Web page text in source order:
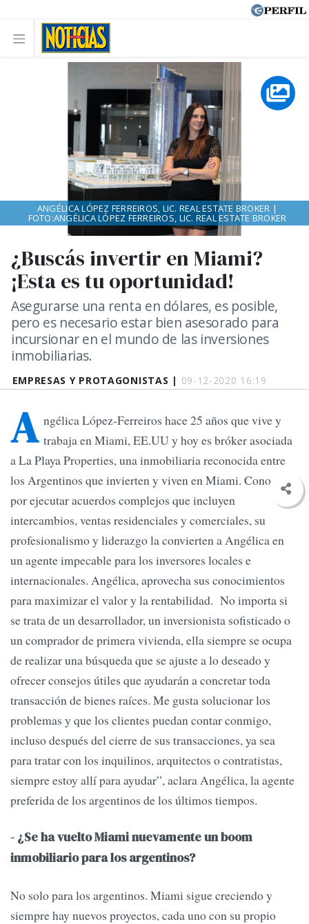
EMPRESAS Y PROTAGONISTAS | 09-12-2020 16:19
¿Buscás invertir en Miami?
¡Esta es tu oportunidad!
Asegurarse una renta en dólares, es posible,
pero es necesario estar bien asesorado para
incursionar en el mundo de las inversiones
inmobiliarias.
ANGÉLICA LÓPEZ FERREIROS, LIC. REAL ESTATE BROKER |
FOTO:ANGÉLICA LÓPEZ FERREIROS, LIC. REAL ESTATE BROKER
A ngélica López-Ferreiros hace 25 años que vive y
trabaja en Miami, EE.UU y hoy es bróker asociada
a La Playa Properties, una inmobiliaria reconocida entre
los Argentinos que invierten y viven en Miami. Conocida
por ejecutar acuerdos complejos que incluyen
intercambios, ventas residenciales y comerciales, su
profesionalismo y liderazgo la convierten a Angélica en
un agente impecable para los inversores locales e
internacionales. Angélica, aprovecha sus conocimientos
para maximizar el valor y la rentabilidad. No importa si
se trata de un desarrollador, un inversionista sofisticado o
un comprador de primera vivienda, ella siempre se ocupa
de realizar una búsqueda que se ajuste a lo deseado y
ofrecer consejos útiles que ayudarán a concretar toda
transacción de bienes raíces. Me gusta solucionar los
problemas y que los clientes puedan contar conmigo,
incluso después del cierre de sus transacciones, ya sea
para tratar con los inquilinos, arquitectos o contratistas,
siempre estoy allí para ayudar”, aclara Angélica, la agente
preferida de los argentinos de los últimos tiempos.
- ¿Se ha vuelto Miami nuevamente un boom
inmobiliario para los argentinos?
No solo para los argentinos. Miami sigue creciendo y
siempre hay nuevos proyectos, cada uno con su propio